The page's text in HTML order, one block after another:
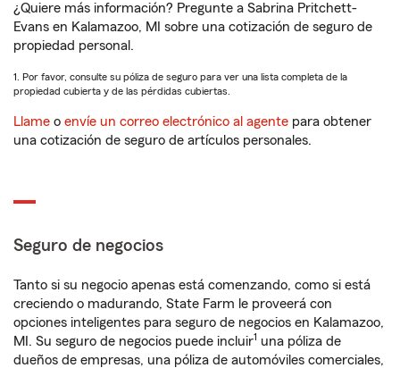
¿Quiere más información? Pregunte a Sabrina Pritchett-
Evans en Kalamazoo, MI sobre una cotización de seguro de
propiedad personal.
1. Por favor, consulte su póliza de seguro para ver una lista completa de la
propiedad cubierta y de las pérdidas cubiertas.
Llame o envíe un correo electrónico al agente para obtener
una cotización de seguro de artículos personales.
Seguro de negocios
Tanto si su negocio apenas está comenzando, como si está
creciendo o madurando, State Farm le proveerá con
opciones inteligentes para seguro de negocios en Kalamazoo,
MI. Su seguro de negocios puede incluir1 una póliza de
dueños de empresas, una póliza de automóviles comerciales,